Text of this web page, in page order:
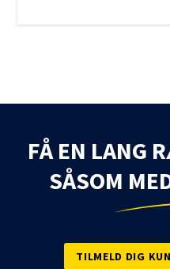
FÅ EN LANG
SÅSOM
TILMELD DIG